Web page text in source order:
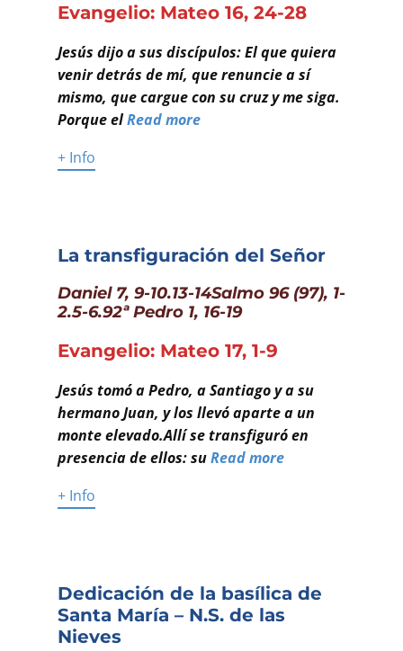
Evangelio: Mateo 16, 24-28
Jesús dijo a sus discípulos: El que quiera
venir detrás de mí, que renuncie a sí
mismo, que cargue con su cruz y me siga.
Porque elRead more
+ Info
La transfiguración del Señor
Daniel 7, 9-10.13-14Salmo 96 (97), 1-
2.5-6.92ª Pedro 1, 16-19
Evangelio: Mateo 17, 1-9
Jesús tomó a Pedro, a Santiago y a su
hermano Juan, y los llevó aparte a un
monte elevado.Allí se transfiguró en
presencia de ellos: suRead more
+ Info
Dedicación de la basílica de
Santa María – N.S. de las
Nieves